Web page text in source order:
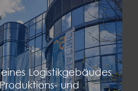
Logistikgebäudes
und